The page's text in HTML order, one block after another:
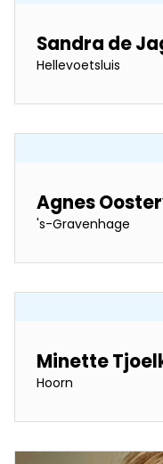
Sandra de
Hellevoetsluis
Agnes
's-Gravenhage
Minette
Hoorn